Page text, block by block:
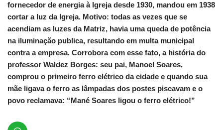
fornecedor de energia à Igreja desde 1930, mandou em 1938
cortar a luz da Igreja. Motivo: todas as vezes que se
acendiam as luzes da Matriz, havia uma queda de potência
na iluminação publica, resultando em multa municipal
contra a empresa. Corrobora com esse fato, a história do
professor Waldez Borges: seu pai, Manoel Soares,
comprou o primeiro ferro elétrico da cidade e quando sua
mãe ligava o ferro as lâmpadas dos postes piscavam e o
povo reclamava: “Mané Soares ligou o ferro elétrico!”